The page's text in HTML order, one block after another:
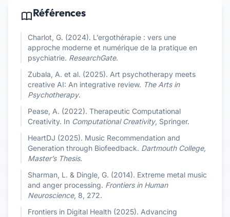
Références
Charlot, G. (2024). L’ergothérapie : vers une
approche moderne et numérique de la pratique en
psychiatrie. ResearchGate.
Zubala, A. et al. (2025). Art psychotherapy meets
creative AI: An integrative review. The Arts in
Psychotherapy.
Pease, A. (2022). Therapeutic Computational
Creativity. In Computational Creativity, Springer.
HeartDJ (2025). Music Recommendation and
Generation through Biofeedback. Dartmouth College,
Master’s Thesis.
Sharman, L. & Dingle, G. (2014). Extreme metal music
and anger processing. Frontiers in Human
Neuroscience, 8, 272.
Frontiers in Digital Health (2025). Advancing